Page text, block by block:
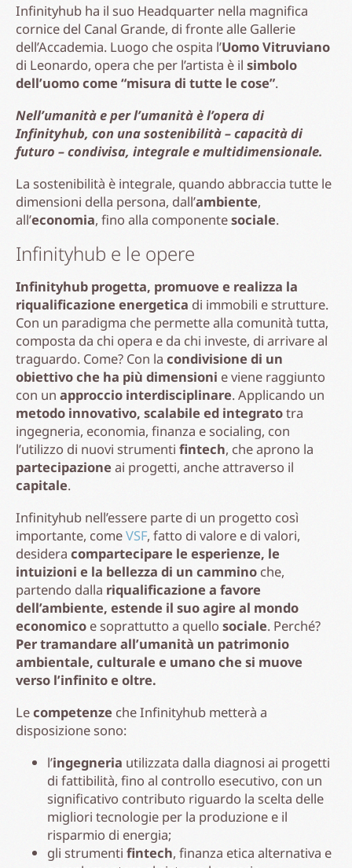
Infinityhub ha il suo Headquarter nella magnifica
cornice del Canal Grande, di fronte alle Gallerie
dell’Accademia. Luogo che ospita l’Uomo Vitruviano
di Leonardo, opera che per l’artista è il simbolo
dell’uomo come “misura di tutte le cose”.
Nell’umanità e per l’umanità è l’opera di
Infinityhub, con una sostenibilità – capacità di
futuro – condivisa, integrale e multidimensionale.
La sostenibilità è integrale, quando abbraccia tutte le
dimensioni della persona, dall’ambiente,
all’economia, fino alla componentesociale.
Infinityhub e le opere
Infinityhub progetta, promuove e realizza la
riqualificazione energetica di immobili e strutture.
Con un paradigma che permette alla comunità tutta,
composta da chi opera e da chi investe, di arrivare al
traguardo. Come? Con la condivisione di un
obiettivo che ha più dimensioni e viene raggiunto
con un approccio interdisciplinare. Applicando un
metodo innovativo, scalabile ed integratotra
ingegneria, economia, finanza e socialing, con
l’utilizzo di nuovi strumenti fintech, che aprono la
partecipazione ai progetti, anche attraverso il
capitale.
Infinityhub nell’essere parte di un progetto così
importante, comeVSF, fatto di valore e di valori,
desidera compartecipare le esperienze, le
intuizioni e la bellezza di un cammino che,
partendo dalla riqualificazione a favore
dell’ambiente, estende il suo agire al mondo
economico e soprattutto a quello sociale. Perché?
Per tramandare all’umanità un patrimonio
ambientale, culturale e umano che si muove
verso l’infinito e oltre.
Lecompetenze che Infinityhub metterà a
disposizione sono:
l’ingegneria utilizzata dalla diagnosi ai progetti
di fattibilità, fino al controllo esecutivo, con un
significativo contributo riguardo la scelta delle
migliori tecnologie per la produzione e il
risparmio di energia;
gli strumenti fintech, finanza etica alternativa e